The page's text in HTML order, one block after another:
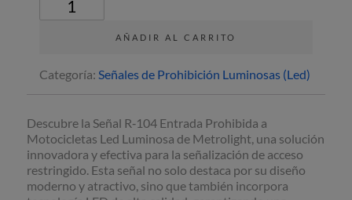
Entrada
R‐
104
Led
cantidad
AÑADIR AL CARRITO
Categoría: Señales de Prohibición Luminosas (Led)
Descubre la Señal R‐104 Entrada Prohibida a
Motocicletas Led Luminosa de Metrolight, una solución
innovadora y efectiva para la señalización de acceso
restringido. Esta señal no solo destaca por su diseño
moderno y atractivo, sino que también incorpora